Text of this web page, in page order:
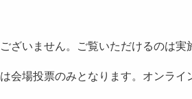
ざいません。ご覧いただけるのは実
会場投票のみとなります。オンライ